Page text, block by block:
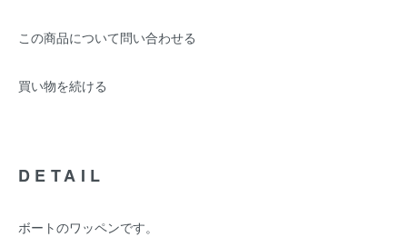
この商品について問い合わせる
買い物を続ける
DETAIL
ボートのワッペンです。